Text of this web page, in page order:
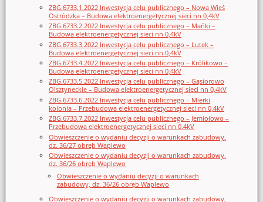
ZBG.6733.1.2022 Inwestycja celu publicznego – Nowa Wieś
Ostródzka – Budowa elektroenergetycznej sieci nn 0,4kV
ZBG.6733.2.2022 Inwestycja celu publicznego – Mańki –
Budowa elektroenergetycznej sieci nn 0,4kV
ZBG.6733.3.2022 Inwestycja celu publicznego – Lutek –
Budowa elektroenergetycznej sieci nn 0,4kV
ZBG.6733.4.2022 Inwestycja celu publicznego – Królikowo –
Budowa elektroenergetycznej sieci nn 0,4kV
ZBG.6733.5.2022 Inwestycja celu publicznego – Gąsiorowo
Olsztyneckie – Budowa elektroenergetycznej sieci nn 0,4kV
ZBG.6733.6.2022 Inwestycja celu publicznego – Mierki
kolonia – Przebudowa elektroenergetycznej sieci nn 0,4kV
ZBG.6733.7.2022 Inwestycja celu publicznego – Jemiołowo –
Przebudowa elektroenergetycznej sieci nn 0,4kV
Obwieszczenie o wydaniu decyzji o warunkach zabudowy,
dz. 36/27 obręb Waplewo
Obwieszczenie o wydaniu decyzji o warunkach zabudowy,
dz. 36/26 obręb Waplewo
Obwieszczenie o wydaniu decyzji o warunkach
zabudowy, dz. 36/26 obręb Waplewo
Obwieszczenie o wydaniu decyzji o warunkach zabudowy,